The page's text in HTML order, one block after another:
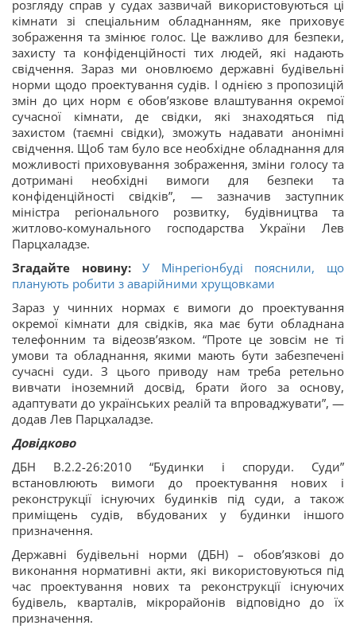
розгляду справ у судах зазвичай використовуються ці
кімнати зі спеціальним обладнанням, яке приховує
зображення та змінює голос. Це важливо для безпеки,
захисту та конфіденційності тих людей, які надають
свідчення. Зараз ми оновлюємо державні будівельні
норми щодо проектування судів. І однією з пропозицій
змін до цих норм є обов’язкове влаштування окремої
сучасної кімнати, де свідки, які знаходяться під
захистом (таємні свідки), зможуть надавати анонімні
свідчення. Щоб там було все необхідне обладнання для
можливості приховування зображення, зміни голосу та
дотримані необхідні вимоги для безпеки та
конфіденційності свідків”, — зазначив заступник
міністра регіонального розвитку, будівництва та
житлово-комунального господарства України Лев
Парцхаладзе.
Згадайте новину:У Мінрегіонбуді пояснили, що
планують робити з аварійними хрущовками
Зараз у чинних нормах є вимоги до проектування
окремої кімнати для свідків, яка має бути обладнана
телефонним та відеозв’язком. “Проте це зовсім не ті
умови та обладнання, якими мають бути забезпечені
сучасні суди. З цього приводу нам треба ретельно
вивчати іноземний досвід, брати його за основу,
адаптувати до українських реалій та впроваджувати”, —
додав Лев Парцхаладзе.
Довідково
ДБН В.2.2-26:2010 “Будинки і споруди. Суди”
встановлюють вимоги до проектування нових і
реконструкції існуючих будинків під суди, а також
приміщень судів, вбудованих у будинки іншого
призначення.
Державні будівельні норми (ДБН) – обов’язкові до
виконання нормативні акти, які використовуються під
час проектування нових та реконструкції існуючих
будівель, кварталів, мікрорайонів відповідно до їх
призначення.